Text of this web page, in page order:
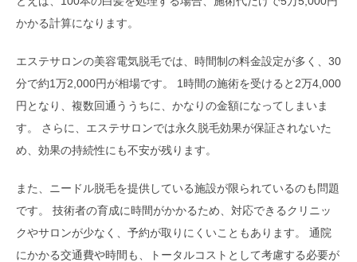
かかる計算になります。
エステサロンの美容電気脱毛では、時間制の料金設定が多く、30
分で約1万2,000円が相場です。 1時間の施術を受けると2万4,000
円となり、複数回通ううちに、かなりの金額になってしまいま
す。 さらに、エステサロンでは永久脱毛効果が保証されないた
め、効果の持続性にも不安が残ります。
また、ニードル脱毛を提供している施設が限られているのも問題
です。 技術者の育成に時間がかかるため、対応できるクリニッ
クやサロンが少なく、予約が取りにくいこともあります。 通院
にかかる交通費や時間も、トータルコストとして考慮する必要が